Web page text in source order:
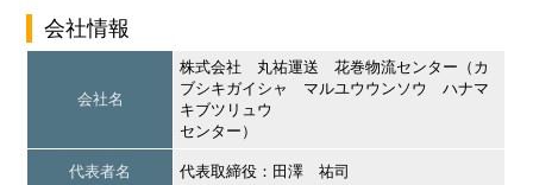
会社情報
会社名
株式会社 丸祐運送 花巻物流センター（カ
ブシキガイシャ マルユウウンソウ ハナマ
キブツリュウ
センター）
代表者名 代表取締役：田澤 祐司